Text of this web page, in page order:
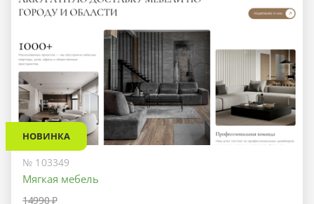
НОВИНКА
№ 103349
Мягкая мебель
14990 ₽